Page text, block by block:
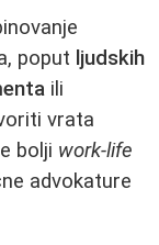
poput ljudskih
ili
vrata
bolji work-life
advokature